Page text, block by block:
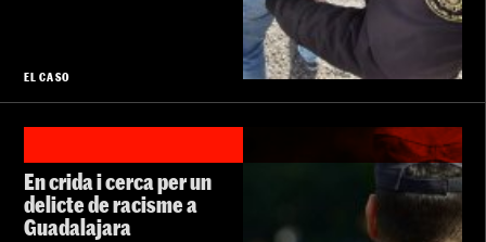
EL CASO
En crida i cerca per un
delicte de racisme a
Guadalajara